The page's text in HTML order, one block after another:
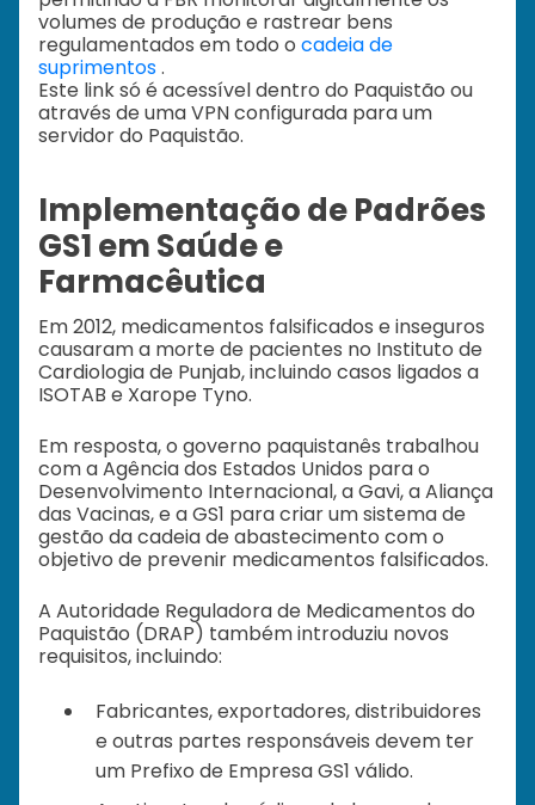
volumes de produção e rastrear bens
regulamentados em todo o cadeia de
suprimentos.
Este link só é acessível dentro do Paquistão ou
através de uma VPN configurada para um
servidor do Paquistão.
Implementação de Padrões
GS1 em Saúde e
Farmacêutica
Em 2012, medicamentos falsificados e inseguros
causaram a morte de pacientes no Instituto de
Cardiologia de Punjab, incluindo casos ligados a
ISOTAB e Xarope Tyno.
Em resposta, o governo paquistanês trabalhou
com a Agência dos Estados Unidos para o
Desenvolvimento Internacional, a Gavi, a Aliança
das Vacinas, e a GS1 para criar um sistema de
gestão da cadeia de abastecimento com o
objetivo de prevenir medicamentos falsificados.
A Autoridade Reguladora de Medicamentos do
Paquistão (DRAP) também introduziu novos
requisitos, incluindo:
Fabricantes, exportadores, distribuidores
e outras partes responsáveis devem ter
um Prefixo de Empresa GS1 válido.